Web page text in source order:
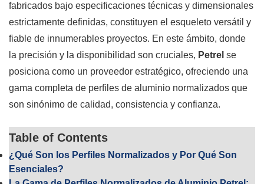
fabricados bajo especificaciones técnicas y dimensionales
estrictamente definidas, constituyen el esqueleto versátil y
fiable de innumerables proyectos. En este ámbito, donde
la precisión y la disponibilidad son cruciales, Petrel se
posiciona como un proveedor estratégico, ofreciendo una
gama completa de perfiles de aluminio normalizados que
son sinónimo de calidad, consistencia y confianza.
Table of Contents
¿Qué Son los Perfiles Normalizados y Por Qué Son
Esenciales?